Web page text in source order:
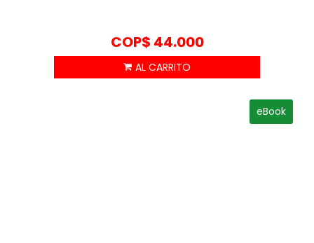
COP$ 44.000
eBook